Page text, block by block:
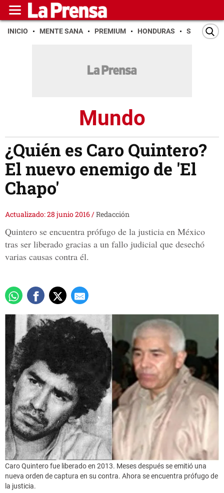
INICIO MENTE SANA PREMIUM HONDURAS SAN PEDRO
Mundo
¿Quién es Caro Quintero?
El nuevo enemigo de 'El
Chapo'
Actualizado: 28 junio 2016/Redacción
Quintero se encuentra prófugo de la justicia en México
tras ser liberado gracias a un fallo judicial que desechó
varias causas contra él.
Caro Quintero fue liberado en 2013. Meses después se emitió una
nueva orden de captura en su contra. Ahora se encuentra prófugo de
la justicia.